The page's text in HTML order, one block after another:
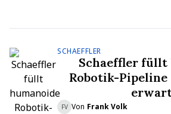
SCHAEFFLER
Schaeffler füllt
Robotik-
FV Von Frank Volk